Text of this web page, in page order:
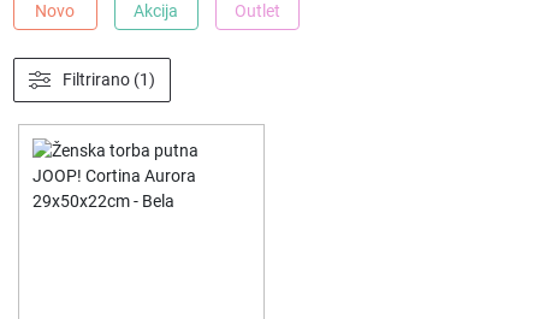
Novo Akcija Outlet
Filtrirano (1)